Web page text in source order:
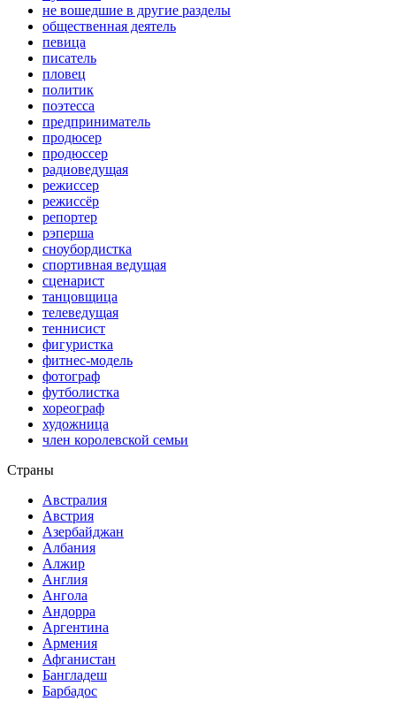
не вошедшие в другие разделы
общественная деятель
певица
писатель
пловец
политик
поэтесса
предприниматель
продюсер
продюссер
радиоведущая
режиссер
режиссёр
репортер
рэперша
сноубордистка
спортивная ведущая
сценарист
танцовщица
телеведущая
теннисист
фигуристка
фитнес-модель
фотограф
футболистка
хореограф
художница
член королевской семьи
Страны
Австралия
Австрия
Азербайджан
Албания
Алжир
Англия
Ангола
Андорра
Аргентина
Армения
Афганистан
Бангладеш
Барбадос